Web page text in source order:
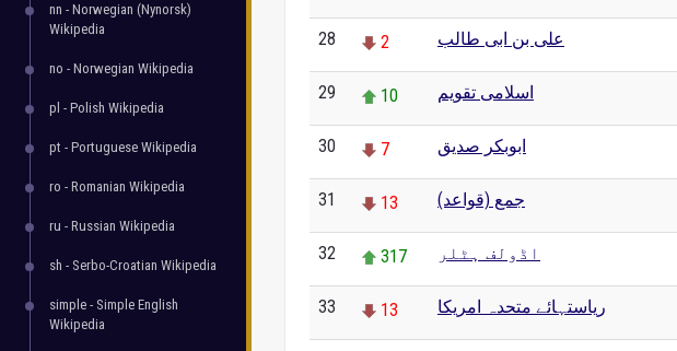
nn - Norwegian (Nynorsk)
Wikipedia
no - Norwegian Wikipedia
pl - Polish Wikipedia
pt - Portuguese Wikipedia
ro - Romanian Wikipedia
ru - Russian Wikipedia
sh - Serbo-Croatian Wikipedia
simple - Simple English
Wikipedia
28 2 علی بن ابی طالب
29 10 اسلامی تقویم
30 7 ابوبکر صدیق
31 13 جمع (قواعد)
32 317 اڈولف ہٹلر
33 13 ریاستہائے متحدہ امریکا